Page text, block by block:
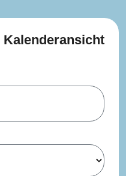
Kalenderansicht